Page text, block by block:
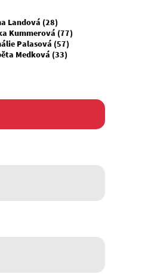
Landová (28)
Kummerová (77)
Palasová (57)
Medková (33)